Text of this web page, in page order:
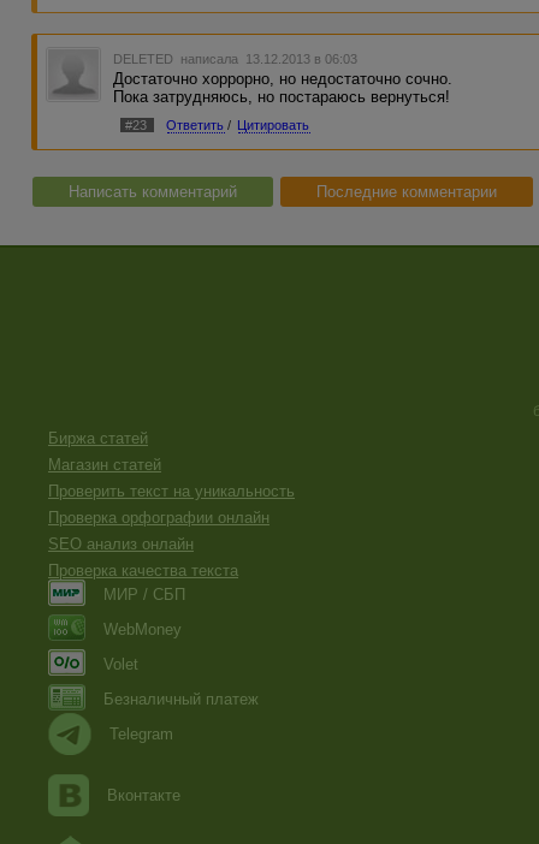
DELETED написала 13.12.2013 в 06:03
Достаточно хоррорно, но недостаточно сочно.
Пока затрудняюсь, но постараюсь вернуться!
#23 Ответить / Цитировать
Написать комментарий Последние комментарии
Биржа статей
Магазин статей
Проверить текст на уникальность
Проверка орфографии онлайн
SEO анализ онлайн
Проверка качества текста
МИР / СБП
WebMoney
Volet
Безналичный платеж
Telegram
Вконтакте